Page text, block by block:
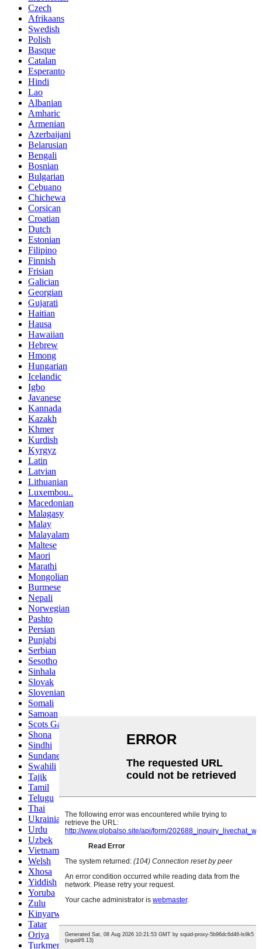
Czech
Afrikaans
Swedish
Polish
Basque
Catalan
Esperanto
Hindi
Lao
Albanian
Amharic
Armenian
Azerbaijani
Belarusian
Bengali
Bosnian
Bulgarian
Cebuano
Chichewa
Corsican
Croatian
Dutch
Estonian
Filipino
Finnish
Frisian
Galician
Georgian
Gujarati
Haitian
Hausa
Hawaiian
Hebrew
Hmong
Hungarian
Icelandic
Igbo
Javanese
Kannada
Kazakh
Khmer
Kurdish
Kyrgyz
Latin
Latvian
Lithuanian
Luxembou..
Macedonian
Malagasy
Malay
Malayalam
Maltese
Maori
Marathi
Mongolian
Burmese
Nepali
Norwegian
Pashto
Persian
Punjabi
Serbian
Sesotho
Sinhala
Slovak
Slovenian
Somali
Samoan
Scots Gaelic
Shona
Sindhi
Sundanese
Swahili
Tajik
Tamil
Telugu
Thai
Ukrainian
Urdu
Uzbek
Vietnamese
Welsh
Xhosa
Yiddish
Yoruba
Zulu
Kinyarwanda
Tatar
Oriya
Turkmen